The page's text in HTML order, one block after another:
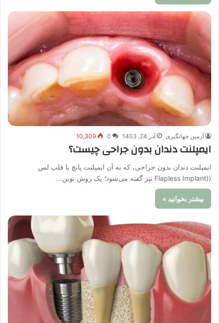
آرمین جهانگیری آذر 24, 1403 0
10,309
ایمپلنت دندان بدون جراحی چیست؟
ایمپلنت دندان بدون جراحی، که به آن ایمپلنت پانچ یا فلپ لس
((Flapless Implant نیز گفته می‌شود؛ یک روش نوین…
بیشتر بخوانید »